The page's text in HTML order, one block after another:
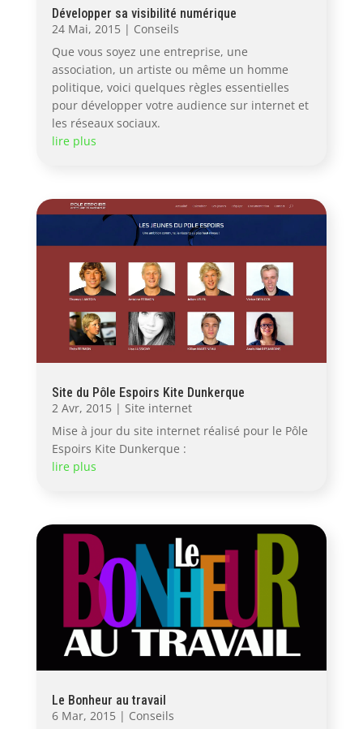
Développer sa visibilité numérique
24 Mai, 2015 | Conseils
Que vous soyez une entreprise, une
association, un artiste ou même un homme
politique, voici quelques règles essentielles
pour développer votre audience sur internet et
les réseaux sociaux.
lire plus
Site du Pôle Espoirs Kite Dunkerque
2 Avr, 2015 | Site internet
Mise à jour du site internet réalisé pour le Pôle
Espoirs Kite Dunkerque :
lire plus
Le Bonheur au travail
6 Mar, 2015 | Conseils